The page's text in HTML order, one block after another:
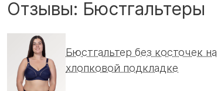
Отзывы: Бюстгальтеры
Бюстгальтер без косточек на
хлопковой подкладке